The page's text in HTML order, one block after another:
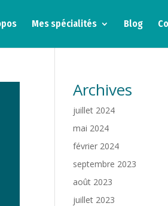
Mes spécialités Blog
Archives
juillet 2024
mai 2024
février 2024
septembre 2023
août 2023
juillet 2023